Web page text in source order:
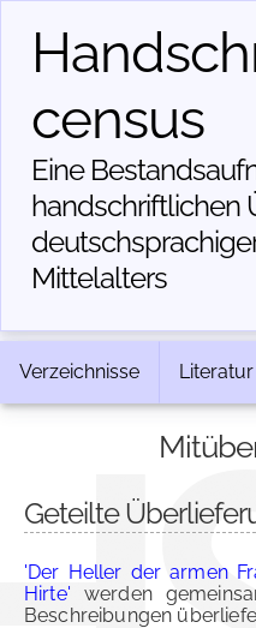
census
Eine
handschriftlichen
Mittelalters
Verzeichnisse Literatur
Geteilte
'Der Heller der armen
Hirte' werden
Beschreibungen